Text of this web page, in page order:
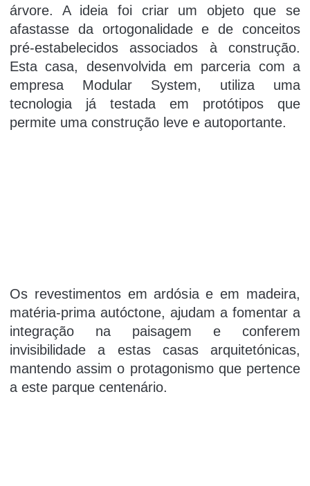
árvore. A ideia foi criar um objeto que se
afastasse da ortogonalidade e de conceitos
pré-estabelecidos associados à construção.
Esta casa, desenvolvida em parceria com a
empresa Modular System, utiliza uma
tecnologia já testada em protótipos que
permite uma construção leve e autoportante.
Os revestimentos em ardósia e em madeira,
matéria-prima autóctone, ajudam a fomentar a
integração na paisagem e conferem
invisibilidade a estas casas arquitetónicas,
mantendo assim o protagonismo que pertence
a este parque centenário.